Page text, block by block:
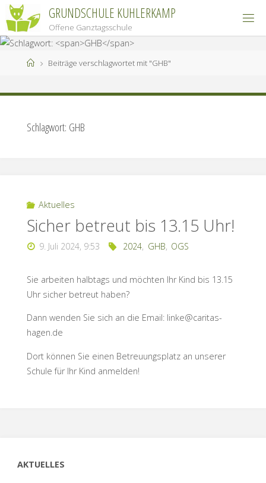
Zum
Inhalt
springen
GRUNDSCHULE KUHLERKAMP
Offene Ganztagsschule
StartBeiträge verschlagwortet mit "GHB"
Schlagwort: GHB
Aktuelles
Sicher betreut bis 13.15 Uhr!
9. Juli 2024, 9:53 2024, GHB, OGS
Sie arbeiten halbtags und möchten Ihr Kind bis 13.15
Uhr sicher betreut haben?
Dann wenden Sie sich an die Email: linke@caritas-
hagen.de
Dort können Sie einen Betreuungsplatz an unserer
Schule für Ihr Kind anmelden!
AKTUELLES